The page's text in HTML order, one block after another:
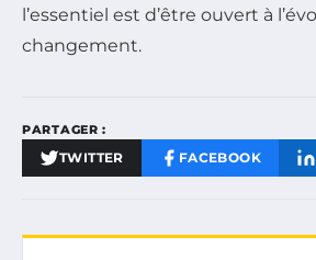
l’essentiel est d’être ouvert à
changement.
PARTAGER :
TWITTER FACEBOOK